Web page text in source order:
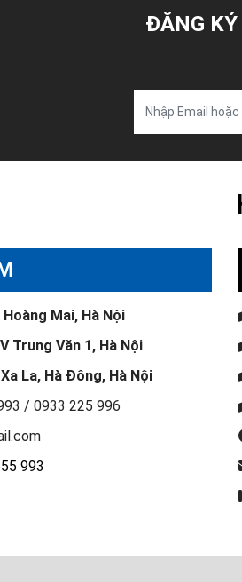
ĐĂNG
Mai, Hà Nội
Trung Văn 1, Hà Nội
La, Hà Đông, Hà Nội
/ 0933 225 996
993